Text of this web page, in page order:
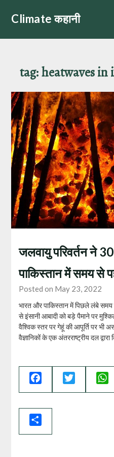
Climate कहानी
tag:heatwaves
जलवायु परिवर्तन ने
पाकिस्‍तान में समय से
Posted on May 23, 2022
भारत और पाकिस्तान में पिछले लंबे
से इंसानी आबादी को बड़े पैमाने पर
वैश्विक स्तर पर गेहूं की आपूर्ति पर भी
वैज्ञानिकों के एक अंतरराष्ट्रीय दल
Facebook Twitter